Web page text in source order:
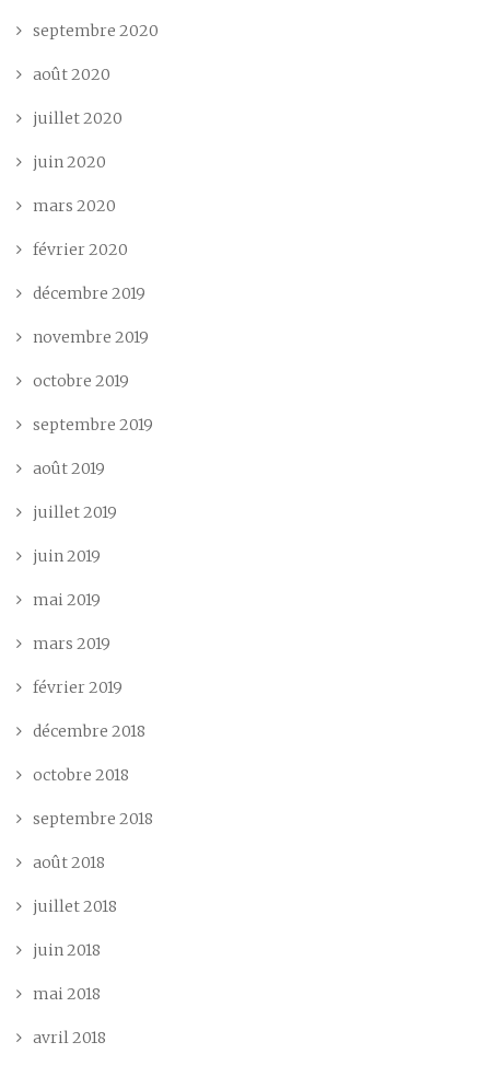
septembre 2020
août 2020
juillet 2020
juin 2020
mars 2020
février 2020
décembre 2019
novembre 2019
octobre 2019
septembre 2019
août 2019
juillet 2019
juin 2019
mai 2019
mars 2019
février 2019
décembre 2018
octobre 2018
septembre 2018
août 2018
juillet 2018
juin 2018
mai 2018
avril 2018